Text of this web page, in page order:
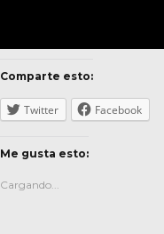
Comparte esto:
Twitter Facebook
Me gusta esto:
Cargando...